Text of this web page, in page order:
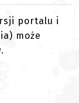
portalu i
może